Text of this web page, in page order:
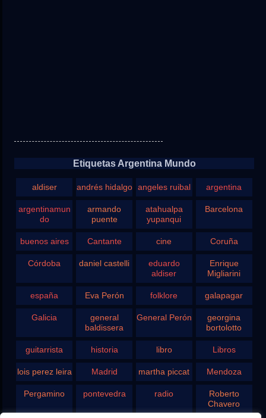
Etiquetas Argentina Mundo
aldiser andrés hidalgo angeles ruibal argentina
argentinamun
do
armando
puente
atahualpa
yupanqui
Barcelona
buenos aires Cantante cine Coruña
Córdoba daniel castelli
eduardo
aldiser
Enrique
Migliarini
españa Eva Perón folklore galapagar
Galicia
general
baldissera
General Perón
georgina
bortolotto
guitarrista historia libro Libros
lois perez leira Madrid martha piccat Mendoza
Pergamino pontevedra radio
Roberto
Chavero